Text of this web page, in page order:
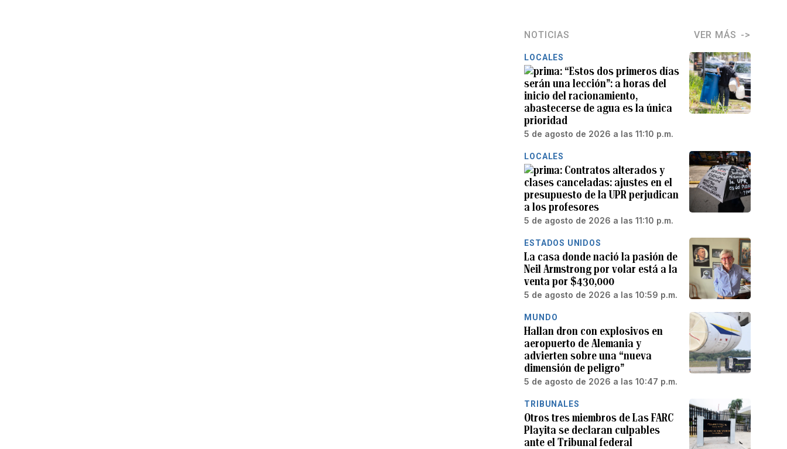
NOTICIAS VER MÁS
LOCALES
“Estos dos primeros días
serán una lección”: a horas del
inicio del racionamiento,
abastecerse de agua es la única
prioridad
5 de agosto de 2026 a las 11:10 p.m.
LOCALES
Contratos alterados y
clases canceladas: ajustes en el
presupuesto de la UPR perjudican
a los profesores
5 de agosto de 2026 a las 11:10 p.m.
ESTADOS UNIDOS
La casa donde nació la pasión de
Neil Armstrong por volar está a la
venta por $430,000
5 de agosto de 2026 a las 10:59 p.m.
MUNDO
Hallan dron con explosivos en
aeropuerto de Alemania y
advierten sobre una “nueva
dimensión de peligro”
5 de agosto de 2026 a las 10:47 p.m.
TRIBUNALES
Otros tres miembros de Las FARC
Playita se declaran culpables
ante el Tribunal federal